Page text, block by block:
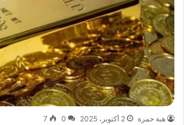
هبة حمزة 2 أكتوبر، 2025 0
7